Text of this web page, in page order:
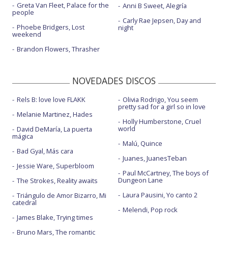
Greta Van Fleet, Palace for the
people
Phoebe Bridgers, Lost
weekend
Brandon Flowers, Thrasher
Anni B Sweet, Alegría
Carly Rae Jepsen, Day and
night
NOVEDADES DISCOS
Rels B: love love FLAKK
Melanie Martinez, Hades
David DeMaría, La puerta
mágica
Bad Gyal, Más cara
Jessie Ware, Superbloom
The Strokes, Reality awaits
Triángulo de Amor Bizarro, Mi
catedral
James Blake, Trying times
Bruno Mars, The romantic
Olivia Rodrigo, You seem
pretty sad for a girl so in love
Holly Humberstone, Cruel
world
Malú, Quince
Juanes, JuanesTeban
Paul McCartney, The boys of
Dungeon Lane
Laura Pausini, Yo canto 2
Melendi, Pop rock